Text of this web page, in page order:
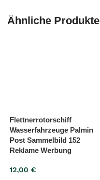
Ähnliche Produkte
Flettnerrotorschiff
Wasserfahrzeuge Palmin
Post Sammelbild 152
Reklame Werbung
12,00 €